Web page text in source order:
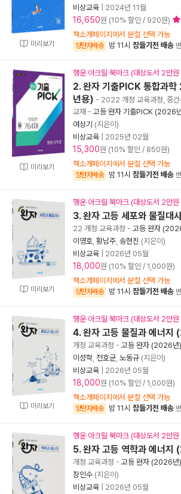
미리보기
비상교육
2024년 11월
16,650원 (10% 할인 / 920원)
책소개페이지에서 분철 선택 가능
양탄자배송 밤 11시 잠들기전 배송
미리보기
행운 아크릴 북마크 (대상도서 2만원
2. 완자 기출PICK 통합과
년용) - 2022 개정 교육과정, 중간
교재 - 고등 완자 기출PICK (2026
여상기 (지은이)
비상교육
2025년 02월
15,300원 (10% 할인 / 850원)
책소개페이지에서 분철 선택 가능
양탄자배송 밤 11시 잠들기전 배송
미리보기
행운 아크릴 북마크 (대상도서 2만원
3. 완자 고등 세포와 물질
22 개정 교육과정 - 고등 완자
이영호 황남주 송현진 (지은이)
비상교육
2026년 05월
18,000원 (10% 할인 / 1,000원)
책소개페이지에서 분철 선택 가능
양탄자배송 밤 11시 잠들기전 배송
미리보기
행운 아크릴 북마크 (대상도서 2만원
4. 완자 고등 물질과 에너
개정 교육과정 - 고등 완자 (2026년)
이성학 전호균 노동규 (지은이)
비상교육
2026년 05월
18,000원 (10% 할인 / 1,000원)
책소개페이지에서 분철 선택 가능
양탄자배송 밤 11시 잠들기전 배송
행운 아크릴 북마크 (대상도서 2만원
5. 완자 고등 역학과 에너
개정 교육과정 - 고등 완자 (2026년)
장인수 (지은이)
비상교육
2026년 05월